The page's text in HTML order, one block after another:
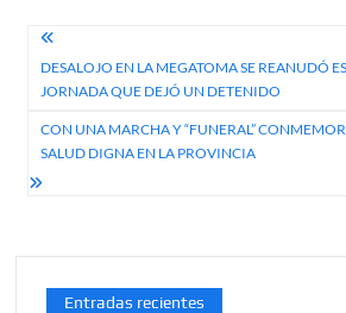
Navegación
de
entradas
DESALOJO EN LA MEGATOMA SE REANUDÓ
JORNADA QUE DEJÓ UN DETENIDO
CON UNA MARCHA Y “FUNERAL”
SALUD DIGNA EN LA PROVINCIA
Entradas recientes